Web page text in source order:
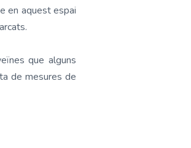
en aquest espai
que alguns
de mesures de